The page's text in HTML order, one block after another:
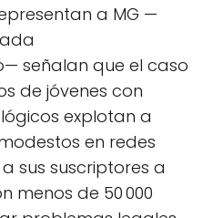
a MG —
señalan que el caso
de jóvenes con
explotan a
en redes
sus suscriptores a
menos de 50 000